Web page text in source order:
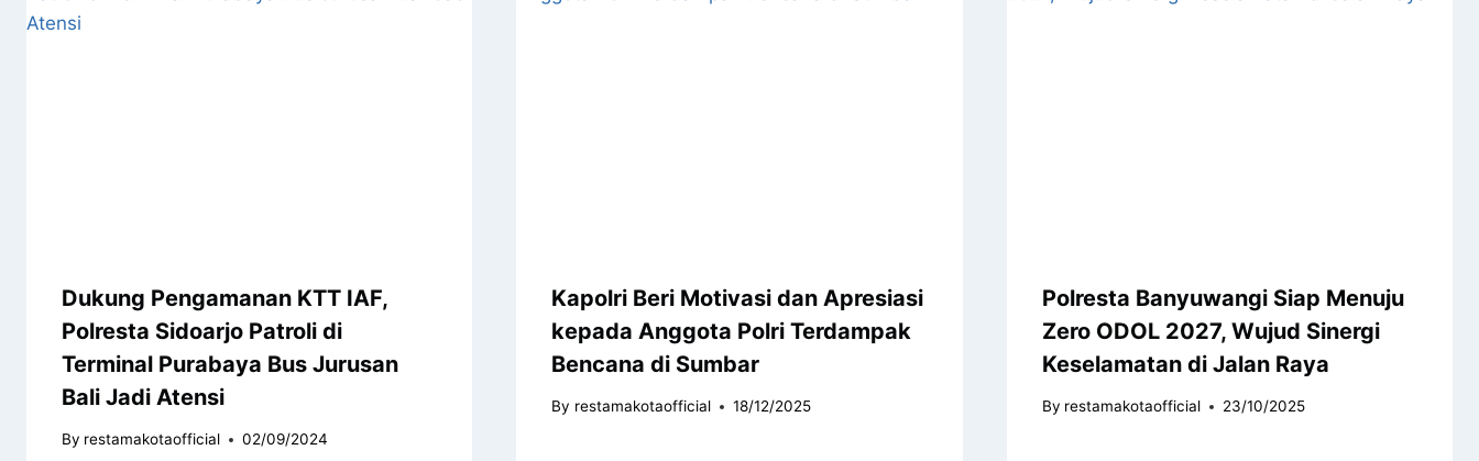
Dukung Pengamanan KTT IAF,
Polresta Sidoarjo Patroli di
Terminal Purabaya Bus Jurusan
Bali Jadi Atensi
By restamakotaofficial 02/09/2024
Kapolri Beri Motivasi dan Apresiasi
kepada Anggota Polri Terdampak
Bencana di Sumbar
By restamakotaofficial 18/12/2025
Polresta Banyuwangi Siap Menuju
Zero ODOL 2027, Wujud Sinergi
Keselamatan di Jalan Raya
By restamakotaofficial 23/10/2025